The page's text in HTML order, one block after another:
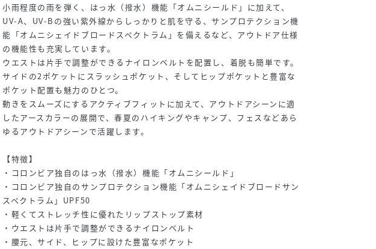
小雨程度の雨を弾く、はっ水（撥水）機能「オムニシールド」に加えて、
UV-A、UV-Bの強い紫外線からしっかりと肌を守る、サンプロテクション機
能「オムニシェイドブロードスペクトラム」を備えるなど、アウトドア仕様
の機能性も充実しています。
ウエストは片手で調整ができるナイロンベルトを配置し、着脱も簡単です。
サイドの2ポケットにスラッシュポケット、そしてヒップポケットと豊富な
ポケット配置も魅力のひとつ。
動きをスムーズにするアクティブフィットに加えて、アウトドアシーンに適
したアースカラーの展開で、春夏のハイキングやキャンプ、フェスなどあら
ゆるアウトドアシーンで活躍します。
【特徴】
・コロンビア独自のはっ水（撥水）機能「オムニシールド」
・コロンビア独自のサンプロテクション機能「オムニシェイドブロードサン
スペクトラム」UPF50
・軽くてストレッチ性に優れたリップストップ素材
・ウエストは片手で調整ができるナイロンベルト
・腰元、サイド、ヒップに設けた豊富なポケット